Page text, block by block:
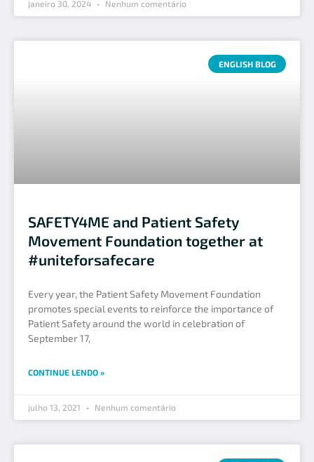
janeiro 30, 2024 Nenhum comentário
ENGLISH BLOG
SAFETY4ME and Patient Safety
Movement Foundation together at
#uniteforsafecare
Every year, the Patient Safety Movement Foundation
promotes special events to reinforce the importance of
Patient Safety around the world in celebration of
September 17,
CONTINUE LENDO »
julho 13, 2021 Nenhum comentário